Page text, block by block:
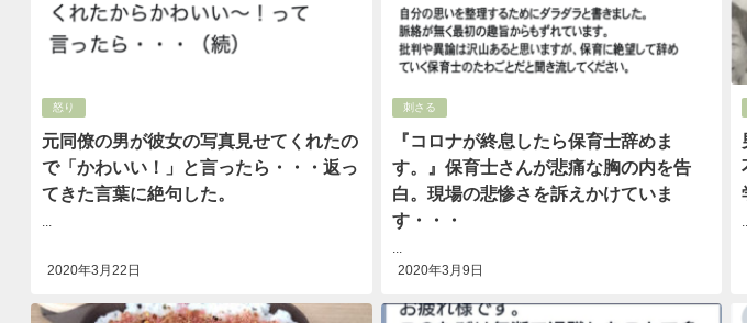
怒り
元同僚の男が彼女の写真見せてくれたの
で「かわいい！」と言ったら・・・返っ
てきた言葉に絶句した。
2020年3月22日
刺さる
『コロナが終息したら保育士辞めま
す。』保育士さんが悲痛な胸の内を告
白。現場の悲惨さを訴えかけていま
す・・・
2020年3月9日